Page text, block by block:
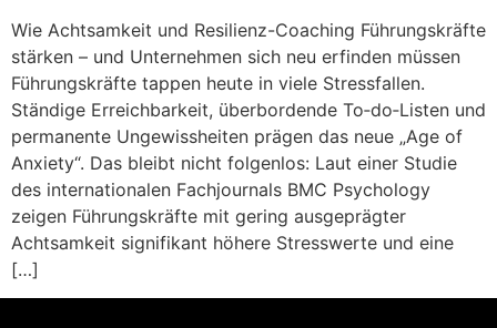
Wie Achtsamkeit und Resilienz-Coaching Führungskräfte
stärken – und Unternehmen sich neu erfinden müssen
Führungskräfte tappen heute in viele Stressfallen.
Ständige Erreichbarkeit, überbordende To‑do‑Listen und
permanente Ungewissheiten prägen das neue „Age of
Anxiety“. Das bleibt nicht folgenlos: Laut einer Studie
des internationalen Fachjournals BMC Psychology
zeigen Führungskräfte mit gering ausgeprägter
Achtsamkeit signifikant höhere Stresswerte und eine
[…]